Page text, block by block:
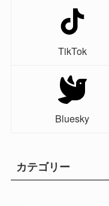
TikTok
Bluesky
カテゴリー